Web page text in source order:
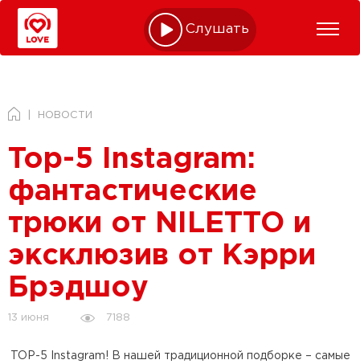
Слушать online
НОВОСТИ
Top-5 Instagram:
фантастические
трюки от NILETTO и
эксклюзив от Кэрри
Брэдшоу
13 июня 7188
TOP-5 Instagram! В нашей традиционной подборке – самые